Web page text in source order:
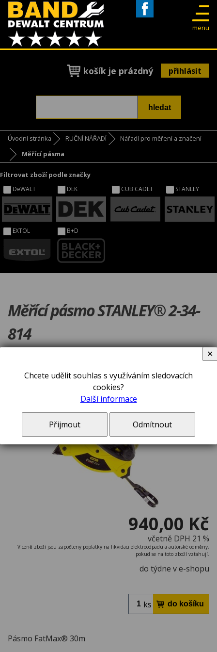
menu
košík je prázdný přihlásit
Úvodní stránka RUČNÍ NÁŘADÍ
Nářadí pro měření a značení
Měřící pásma
Filtrovat zboží podle značky
DeWALT DEK CUB CADET STANLEY
EXTOL B+D
Měřící pásmo STANLEY® 2-34-
814
940,00 Kč
včetně DPH 21 %
V ceně zboží jsou započteny poplatky na likvidaci elektroodpadu a autorské odměny,
pokud se na toto zboží vztahují.
do týdne v e-shopu
ks
Pásmo FatMax® 30m
Chcete udělit souhlas s využíváním sledovacích
cookies?
Další informace
Přijmout Odmítnout
✕